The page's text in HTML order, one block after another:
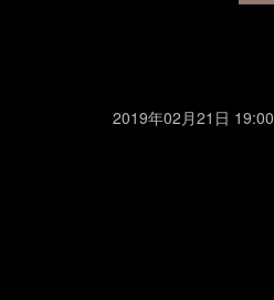
2019年02月21日 19:00